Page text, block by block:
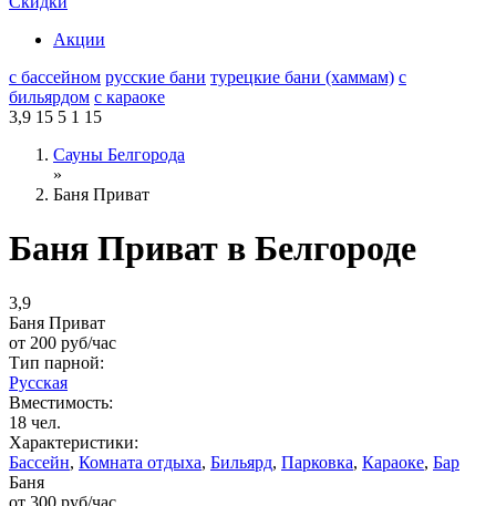
Акции
с бассейном русские бани турецкие бани (хаммам) с
бильярдом с караоке
3,9 15 5 1 15
Сауны Белгорода
»
Баня Приват
Баня Приват в Белгороде
3,9
Баня Приват
от 200 руб/час
Тип парной:
Русская
Вместимость:
18 чел.
Характеристики:
Бассейн, Комната отдыха, Бильярд, Парковка, Караоке, Бар
Баня
от 300 руб/час